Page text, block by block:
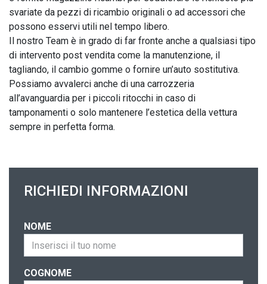
svariate da pezzi di ricambio originali o ad accessori che
possono esservi utili nel tempo libero.
Il nostro Team è in grado di far fronte anche a qualsiasi tipo
di intervento post vendita come la manutenzione, il
tagliando, il cambio gomme o fornire un’auto sostitutiva.
Possiamo avvalerci anche di una carrozzeria
all’avanguardia per i piccoli ritocchi in caso di
tamponamenti o solo mantenere l’estetica della vettura
sempre in perfetta forma.
RICHIEDI INFORMAZIONI
NOME
COGNOME